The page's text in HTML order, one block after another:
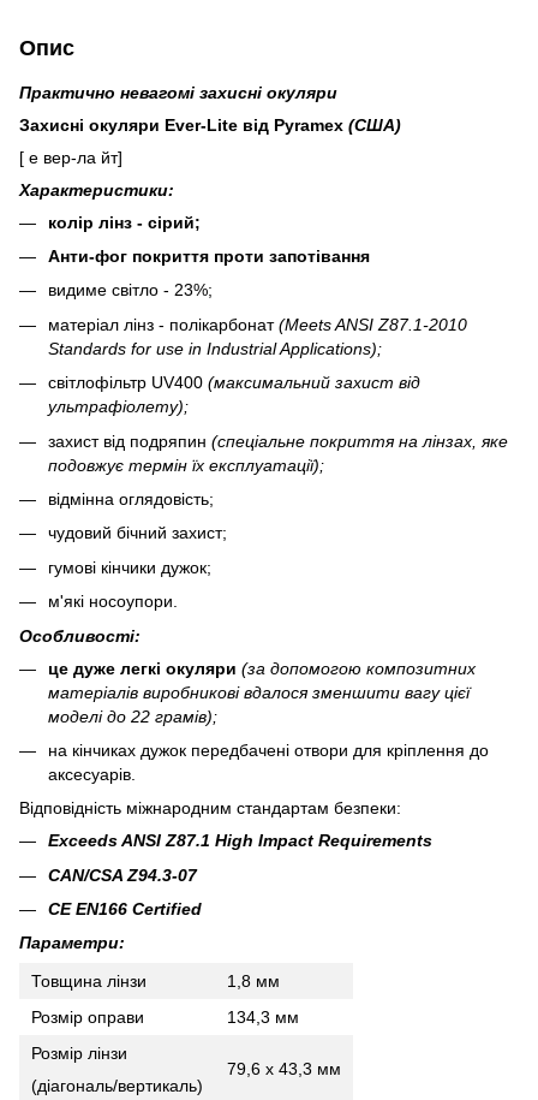
Опис
Практично невагомі захисні окуляри
Захисні окуляри Ever-Lite від Pyramex (США)
[ е вер-ла йт]
Характеристики:
колір лінз - сірий;
Анти-фог покриття проти запотівання
видиме світло - 23%;
матеріал лінз - полікарбонат(Meets ANSI Z87.1-2010
Standards for use in Industrial Applications);
світлофільтр UV400 (максимальний захист від
ультрафіолету);
захист від подряпин (спеціальне покриття на лінзах, яке
подовжує термін їх експлуатації);
відмінна оглядовість;
чудовий бічний захист;
гумові кінчики дужок;
м'які носоупори.
Особливості:
це дуже легкі окуляри (за допомогою композитних
матеріалів виробникові вдалося зменшити вагу цієї
моделі до 22 грамів);
на кінчиках дужок передбачені отвори для кріплення до
аксесуарів.
Відповідність міжнародним стандартам безпеки:
Exceeds ANSI Z87.1 High Impact Requirements
CAN/CSA Z94.3-07
CE EN166 Certified
Параметри:
Товщина лінзи
1,8 мм
Розмір оправи
134,3 мм
Розмір лінзи
(діагональ/вертикаль)
79,6 x 43,3 мм